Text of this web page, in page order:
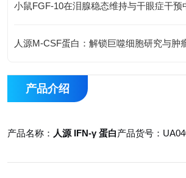
小鼠FGF-10在泪腺稳态维持与干眼症干预
产品介绍
产品名称： 人源 IFN-γ 蛋白产品货号：